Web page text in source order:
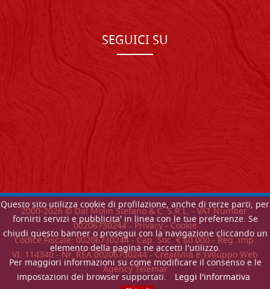
Questo sito utilizza cookie di profilazione, anche di terze parti, per
fornirti servizi e pubblicita' in linea con le tue preferenze. Se
chiudi questo banner o prosegui con la navigazione cliccando un
elemento della pagina ne accetti l'utilizzo.
Per maggiori informazioni su come modificare il consenso e le
impostazioni dei browser supportati.
Leggi l'informativa
SEGUICI SU
2000-2026© Dal Molin Stefano & C. S.R.L. - VAT Number:
00206730244 - Privacy-Cookie
Codice Fiscale: 00206730244 - Cap. Soc. € 60.000 - Reg. imp.
VI: 114340 - Nr. REA 00206730244 - Creatività e sviluppo Web
Agency Telemar